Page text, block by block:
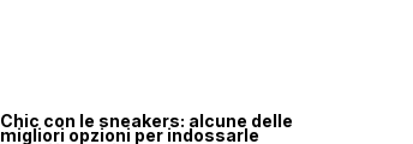
Chic con le sneakers: alcune delle
migliori opzioni per indossarle